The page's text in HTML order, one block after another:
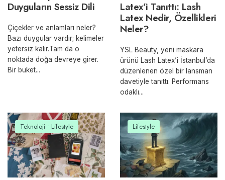
Duyguların Sessiz Dili
Çiçekler ve anlamları neler?
Bazı duygular vardır; kelimeler
yetersiz kalır.Tam da o
noktada doğa devreye girer.
Bir buket...
Latex’i Tanıttı: Lash
Latex Nedir, Özellikleri
Neler?
YSL Beauty, yeni maskara
ürünü Lash Latex’i İstanbul’da
düzenlenen özel bir lansman
davetiyle tanıttı. Performans
odaklı...
Teknoloji • Lifestyle Lifestyle